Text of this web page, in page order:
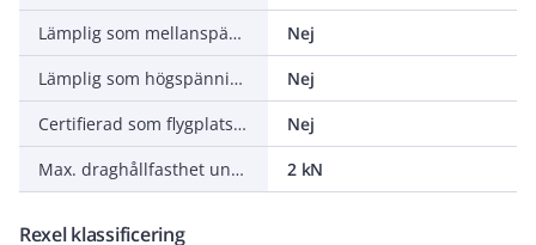
Lämplig som mellanspänningskabel
Nej
Lämplig som högspänningskabel
Nej
Certifierad som flygplatsbelysningskabel
Nej
Max. draghållfasthet under installationen
2 kN
Rexel klassificering